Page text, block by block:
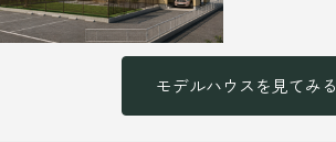
モデルハウスを見てみる